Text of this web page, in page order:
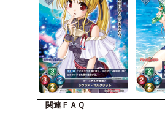
関連ＦＡＱ